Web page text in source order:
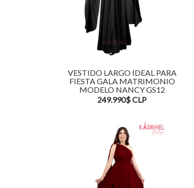
VESTIDO LARGO IDEAL PARA
FIESTA GALA MATRIMONIO
MODELO NANCY GS12
249.990$ CLP